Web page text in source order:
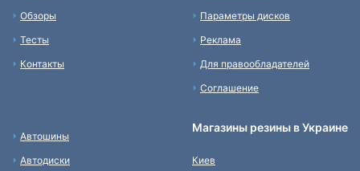
Обзоры
Тесты
Контакты
Параметры дисков
Реклама
Для правообладателей
Соглашение
Автошины
Автодиски
Магазины резины в Украине
Киев